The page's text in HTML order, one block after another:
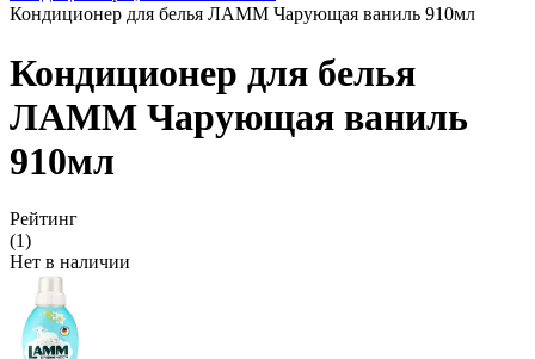
Кондиционер для белья ЛАММ Чарующая ваниль 910мл
Кондиционер для белья
ЛАММ Чарующая ваниль
910мл
Рейтинг
(1)
Нет в наличии